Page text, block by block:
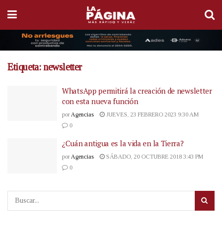
Etiqueta: newsletter
WhatsApp permitirá la creación de newsletter
con esta nueva función
por Agencias
JUEVES, 23 FEBRERO 2023 9:30 AM
0
¿Cuán antigua es la vida en la Tierra?
por Agencias
SÁBADO, 20 OCTUBRE 2018 3:43 PM
0